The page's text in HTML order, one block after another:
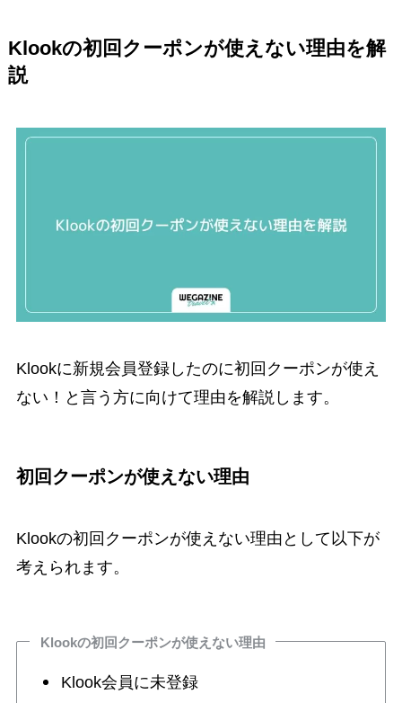
Klookの初回クーポンが使えない理由を解
説
Klookに新規会員登録したのに初回クーポンが使え
ない！と言う方に向けて理由を解説します。
初回クーポンが使えない理由
Klookの初回クーポンが使えない理由として以下が
考えられます。
Klookの初回クーポンが使えない理由
Klook会員に未登録